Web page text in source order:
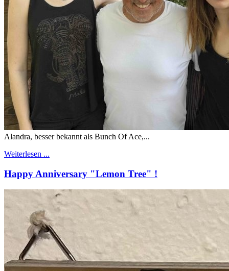
Alandra, besser bekannt als Bunch Of Ace,...
Weiterlesen ...
Happy Anniversary "Lemon Tree" !